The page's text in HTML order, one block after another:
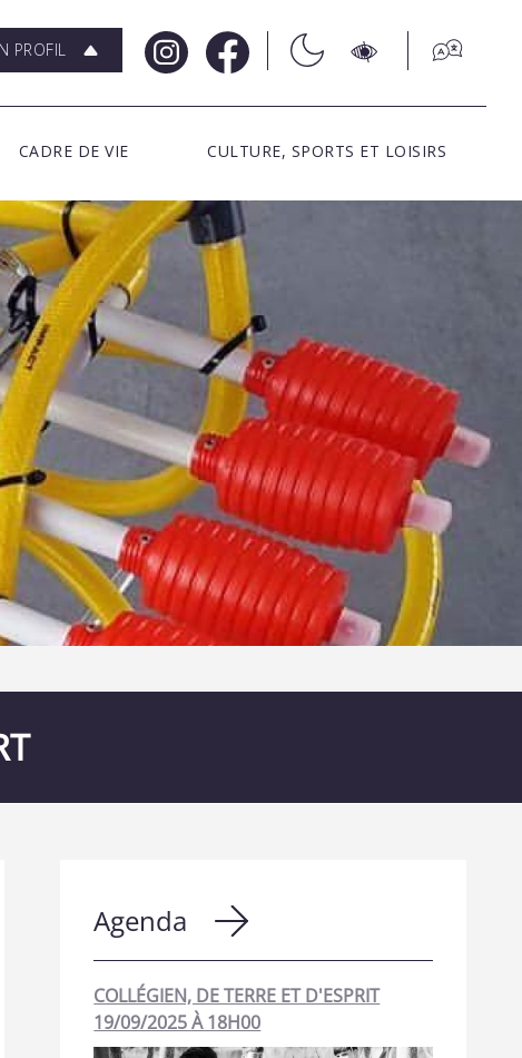
PROFIL
CADRE DE VIE CULTURE, SPORTS ET LOISIRS
Agenda
COLLÉGIEN, DE TERRE ET D'ESPRIT
19/09/2025 À 18H00